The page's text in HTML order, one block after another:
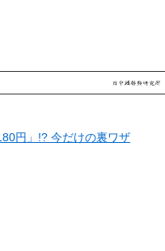
円」!? 今だけの裏ワザ